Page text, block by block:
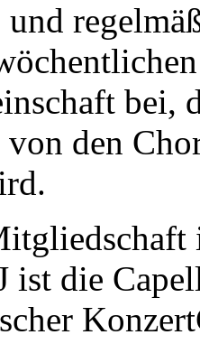
bei,
den
ist die